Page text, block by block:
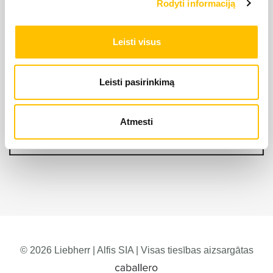
Rodyti informaciją
Leisti visus
Leisti pasirinkimą
Atmesti
© 2026 Liebherr | Alfis SIA | Visas tiesības aizsargātas